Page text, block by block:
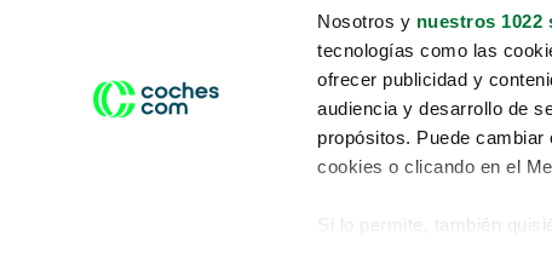
Nosotros y nuestros 1022
tecnologías como las
ofrecer publicidad y
audiencia y desarrollo de
propósitos. Puede
cookies o clicando en el
Si lo permite, también
Conduce tu futuro,
desata tu movilidad